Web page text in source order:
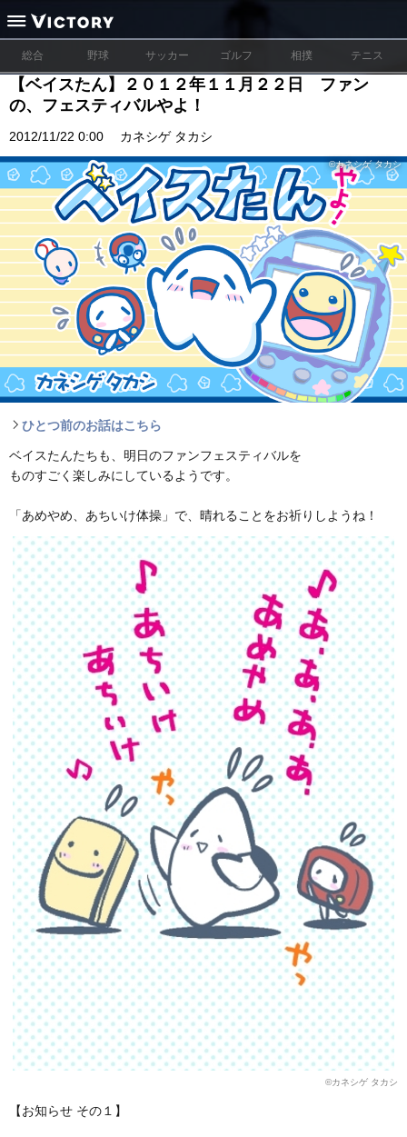
総合 野球 サッカー ゴルフ 相撲 テニス
【ベイスたん】２０１２年１１月２２日 ファン
の、フェスティバルやよ！
2012/11/22 0:00 カネシゲ タカシ
©カネシゲ タカシ
ひとつ前のお話はこちら
ベイスたんたちも、明日のファンフェスティバルを
ものすごく楽しみにしているようです。
「あめやめ、あちいけ体操」で、晴れることをお祈りしようね！
©カネシゲ タカシ
【お知らせ その１】